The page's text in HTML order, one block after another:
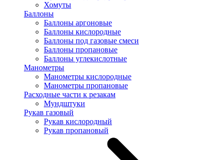
Хомуты
Баллоны
Баллоны аргоновые
Баллоны кислородные
Баллоны под газовые смеси
Баллоны пропановые
Баллоны углекислотные
Манометры
Манометры кислородные
Манометры пропановые
Расходные части к резакам
Мундштуки
Рукав газовый
Рукав кислородный
Рукав пропановый